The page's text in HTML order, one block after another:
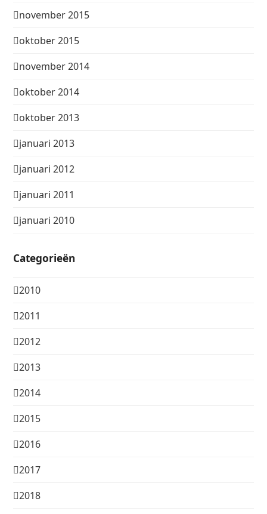
november 2015
oktober 2015
november 2014
oktober 2014
oktober 2013
januari 2013
januari 2012
januari 2011
januari 2010
Categorieën
2010
2011
2012
2013
2014
2015
2016
2017
2018